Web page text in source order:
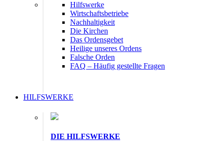
Hilfswerke
Wirtschaftsbetriebe
Nachhaltigkeit
Die Kirchen
Das Ordensgebet
Heilige unseres Ordens
Falsche Orden
FAQ – Häufig gestellte Fragen
HILFSWERKE
DIE HILFSWERKE